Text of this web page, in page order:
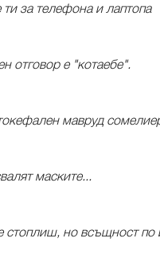
за телефона и лаптопа
отговор е "котаебе".
мавруд
маските...
стоплиш, но всъщност по